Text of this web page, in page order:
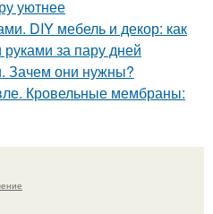
уютнее
DIY мебель и декор: как
за пару дней
Зачем они нужны?
Кровельные мембраны: